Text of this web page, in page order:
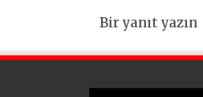
Bir yanıt yazın